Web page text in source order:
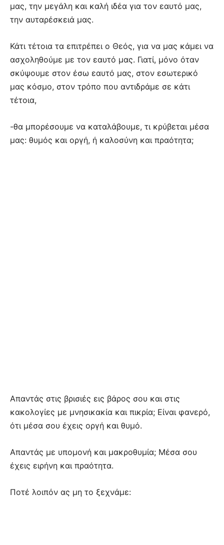
μας, την μεγάλη και καλή ιδέα για τον εαυτό μας,
την αυταρέσκειά μας.
Κάτι τέτοια τα επιτρέπει ο Θεός, για να μας κάμει να
ασχοληθούμε με τον εαυτό μας. Γιατί, μόνο όταν
σκύψουμε στον έσω εαυτό μας, στον εσωτερικό
μας κόσμο, στον τρόπο που αντιδράμε σε κάτι
τέτοια,
-θα μπορέσουμε να καταλάβουμε, τι κρύβεται μέσα
μας: θυμός και οργή, ή καλοσύνη και πραότητα;
Απαντάς στις βρισιές εις βάρος σου και στις
κακολογίες με μνησικακία και πικρία; Είναι φανερό,
ότι μέσα σου έχεις οργή και θυμό.
Απαντάς με υπομονή και μακροθυμία; Μέσα σου
έχεις ειρήνη και πραότητα.
Ποτέ λοιπόν ας μη το ξεχνάμε: